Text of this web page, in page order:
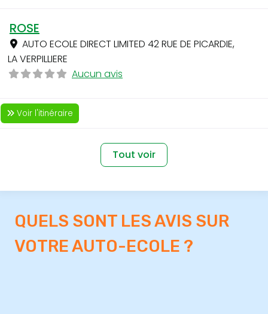
ROSE
AUTO ECOLE DIRECT LIMITED 42 RUE DE PICARDIE,
LA VERPILLIERE
Aucun avis
Voir l'itinéraire
Tout voir
QUELS SONT LES AVIS SUR
VOTRE AUTO-ECOLE ?